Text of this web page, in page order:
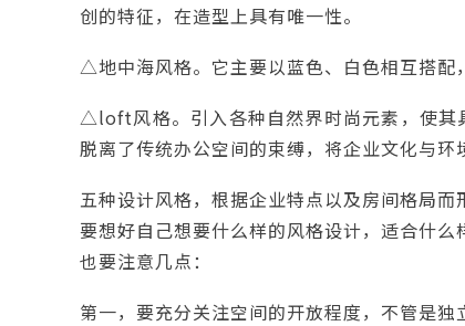
创的特征，在造型上具有唯一性。
△地中海风格。它主要以蓝色、白色相互搭配
△loft风格。引入各种自然界时尚元素，使其
脱离了传统办公空间的束缚，将企业文化与环
五种设计风格，根据企业特点以及房间格局
要想好自己想要什么样的风格设计，适合什么
也要注意几点：
第一，要充分关注空间的开放程度，不管是